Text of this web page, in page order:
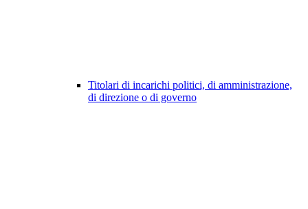
Titolari di incarichi politici, di amministrazione,
di direzione o di governo